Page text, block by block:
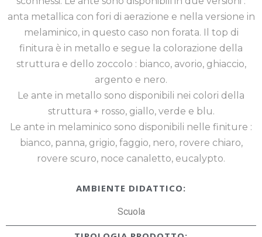
anta metallica con fori di aerazione e nella versione in
melaminico, in questo caso non forata. Il top di
finitura è in metallo e segue la colorazione della
struttura e dello zoccolo : bianco, avorio, ghiaccio,
argento e nero.
Le ante in metallo sono disponibili nei colori della
struttura + rosso, giallo, verde e blu.
Le ante in melaminico sono disponibili nelle finiture :
bianco, panna, grigio, faggio, nero, rovere chiaro,
rovere scuro, noce canaletto, eucalypto.
AMBIENTE DIDATTICO:
Scuola